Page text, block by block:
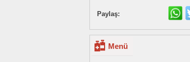
Paylaş:
Menü